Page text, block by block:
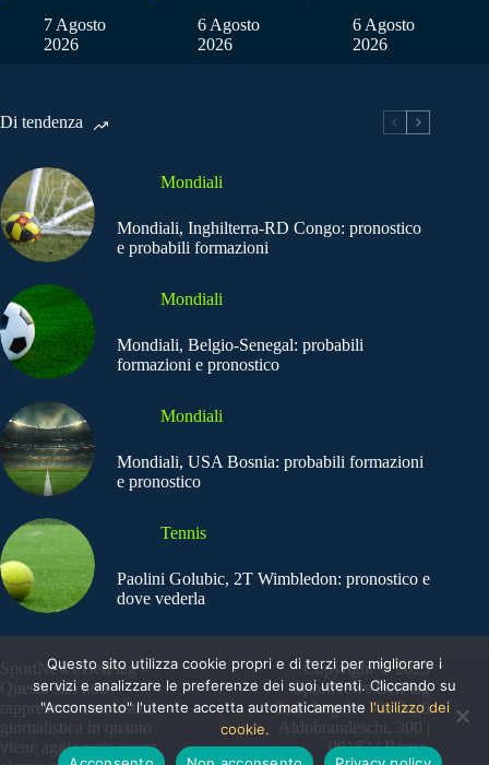
7 Agosto
2026
6 Agosto
2026
6 Agosto
2026
Di tendenza
Mondiali
Mondiali, Inghilterra-RD Congo: pronostico
e probabili formazioni
Mondiali
Mondiali, Belgio-Senegal: probabili
formazioni e pronostico
Mondiali
Mondiali, USA Bosnia: probabili formazioni
e pronostico
Tennis
Paolini Golubic, 2T Wimbledon: pronostico e
dove vederla
SportNews.BetFlag -
Questo sito non
rappresenta una testata
giornalistica in quanto
viene aggiornato senza
Copyright © 2025
SportNews BetFlag
Sede Legale: Via degli
Aldobrandeschi, 300 |
00163 | Roma
Questo sito utilizza cookie propri e di terzi per migliorare i
servizi e analizzare le preferenze dei suoi utenti. Cliccando su
"Acconsento" l'utente accetta automaticamente l'utilizzo dei
cookie.